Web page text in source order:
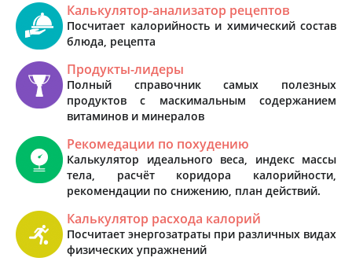
Калькулятор-анализатор рецептов
Посчитает калорийность и химический состав
блюда, рецепта
Продукты-лидеры
Полный справочник самых полезных
продуктов с маскимальным содержанием
витаминов и минералов
Рекомедации по похудению
Калькулятор идеального веса, индекс массы
тела, расчёт коридора калорийности,
рекомендации по снижению, план действий.
Калькулятор расхода калорий
Посчитает энергозатраты при различных видах
физических упражнений